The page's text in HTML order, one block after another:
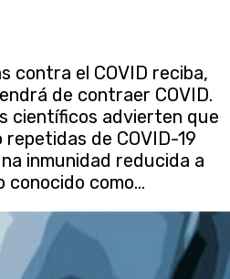
contra el COVID reciba,
de contraer COVID.
científicos advierten que
de COVID-19
inmunidad reducida a
como...